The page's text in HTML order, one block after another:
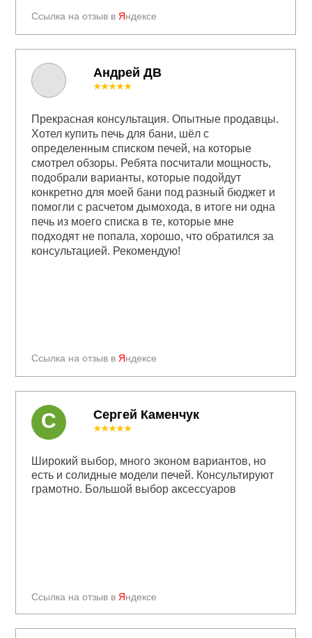
Ссылка на отзыв в Яндексе
Андрей ДВ
Ссылка на отзыв в Яндексе
★★★★★
Прекрасная консультация. Опытные продавцы.
Хотел купить печь для бани, шёл с
определенным списком печей, на которые
смотрел обзоры. Ребята посчитали мощность,
подобрали варианты, которые подойдут
конкретно для моей бани под разный бюджет и
помогли с расчетом дымохода, в итоге ни одна
печь из моего списка в те, которые мне
подходят не попала, хорошо, что обратился за
консультацией. Рекомендую!
Сергей Каменчук
Ссылка на отзыв в Яндексе
★★★★★
Широкий выбор, много эконом вариантов, но
есть и солидные модели печей. Консультируют
грамотно. Большой выбор аксессуаров
С